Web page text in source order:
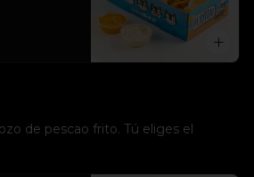
de pescao frito. Tú eliges el